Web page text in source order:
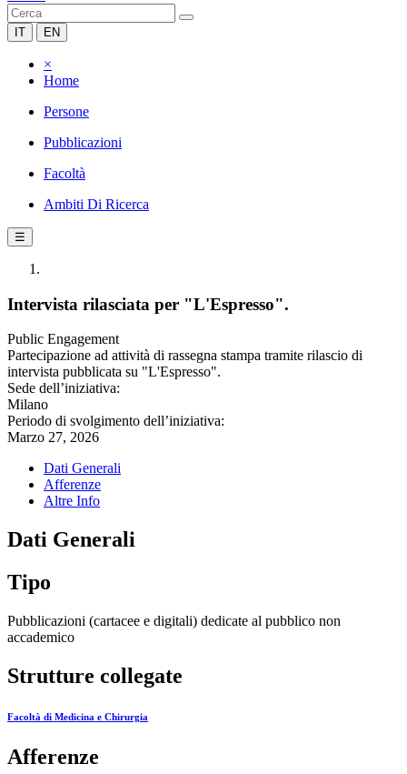
IT EN
×
Home
Persone
Pubblicazioni
Facoltà
Ambiti Di Ricerca
☰
Intervista rilasciata per "L'Espresso".
Public Engagement
Partecipazione ad attività di rassegna stampa tramite rilascio di
intervista pubblicata su "L'Espresso".
Sede dell’iniziativa:
Milano
Periodo di svolgimento dell’iniziativa:
Marzo 27, 2026
Dati Generali
Afferenze
Altre Info
Dati Generali
Tipo
Pubblicazioni (cartacee e digitali) dedicate al pubblico non
accademico
Strutture collegate
Facoltà di Medicina e Chirurgia
Afferenze